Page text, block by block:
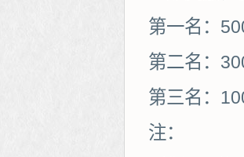
第一名：
第二名：
第三名：
注：